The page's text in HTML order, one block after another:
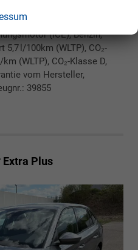
Autom.
(ICE), Benzin,
l/100km (WLTP), CO₂-
(WLTP), CO₂-Klasse D,
vom Hersteller,
39855
drucken
Extra Plus